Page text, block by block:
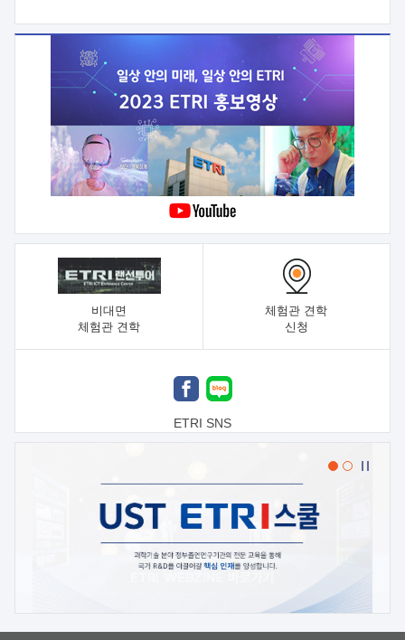
비대면
체험관 견학
체험관 견학
신청
ETRI SNS